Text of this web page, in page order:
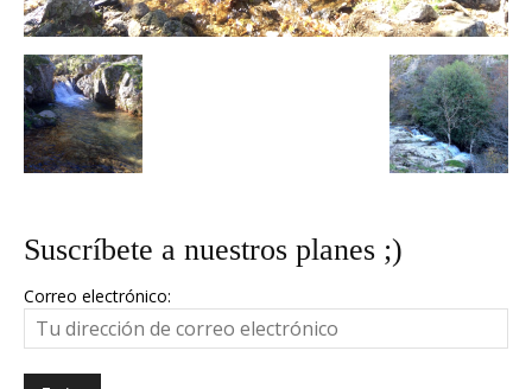
Suscríbete a nuestros planes ;)
Correo electrónico: